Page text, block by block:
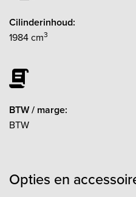
Cilinderinhoud:
1984 cm3
BTW / marge:
BTW
Opties en